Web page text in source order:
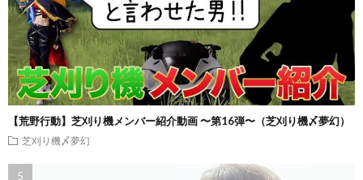
【荒野行動】芝刈り機メンバー紹介動画 〜第16弾〜（芝刈り機〆夢幻）
芝刈り機〆夢幻